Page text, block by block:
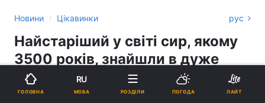
Новини › Цікавинки рус
Найстаріший у світі сир, якому
3500 років, знайшли в дуже
несподіваному місці
ГОЛОВНА
RU
МОВА РОЗДІЛИ ПОГОДА ЛАЙТ